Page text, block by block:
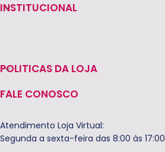
INSTITUCIONAL
POLITICAS DA LOJA
FALE CONOSCO
Atendimento Loja Virtual:
Segunda a sexta-feira das 8:00 às 17:00